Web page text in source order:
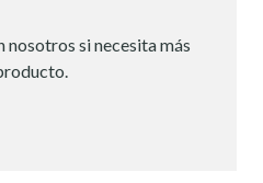
nosotros si necesita más